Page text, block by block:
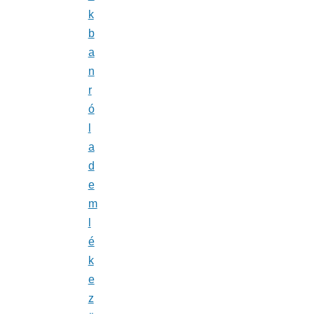
k
b
a
n
r
ó
a
d
e
m
é
k
e
z